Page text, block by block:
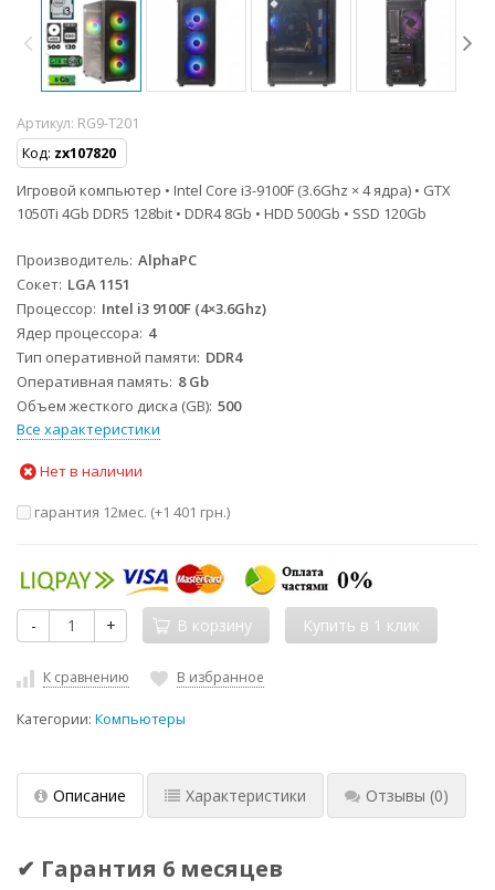
Артикул: RG9-T201
Код: zx107820
Игровой компьютер • Intel Core i3-9100F (3.6Ghz × 4 ядра) • GTX
1050Ti 4Gb DDR5 128bit • DDR4 8Gb • HDD 500Gb • SSD 120Gb
Производитель AlphaPC
Сокет LGA 1151
Процессор Intel i3 9100F (4×3.6Ghz)
Ядер процессора 4
Тип оперативной памяти DDR4
Оперативная память 8 Gb
Объем жесткого диска (GB) 500
Все характеристики
Нет в наличии
гарантия 12мес. (+1 401 грн.)
- + В корзину
К сравнению В избранное
Категории: Компьютеры
Описание Характеристики Отзывы (0)
✔ Гарантия 6 месяцев